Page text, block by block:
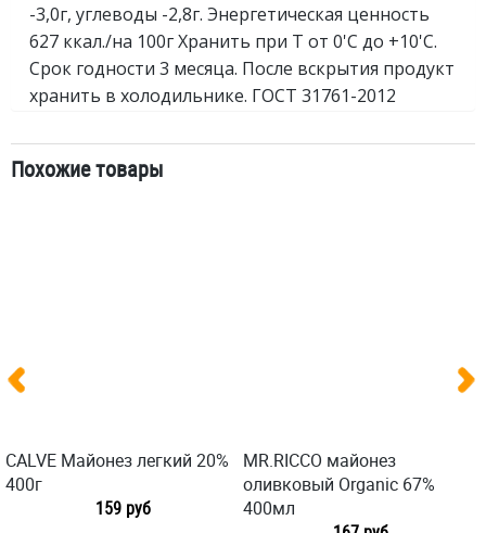
-3,0г, углеводы -2,8г. Энергетическая ценность
627 ккал./на 100г Хранить при Т от 0'C до +10'C.
Срок годности 3 месяца. После вскрытия продукт
хранить в холодильнике. ГОСТ 31761-2012
Похожие товары
CALVE Майонез легкий 20%
400г
159 руб
MR.RICCO майонез
оливковый Organic 67%
400мл